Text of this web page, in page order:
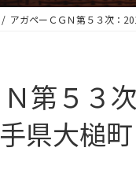
アガペーＣＧＮ第５３次：
第５３
県大槌町